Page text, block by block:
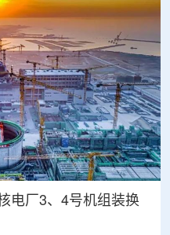
电厂3、4号机组装换